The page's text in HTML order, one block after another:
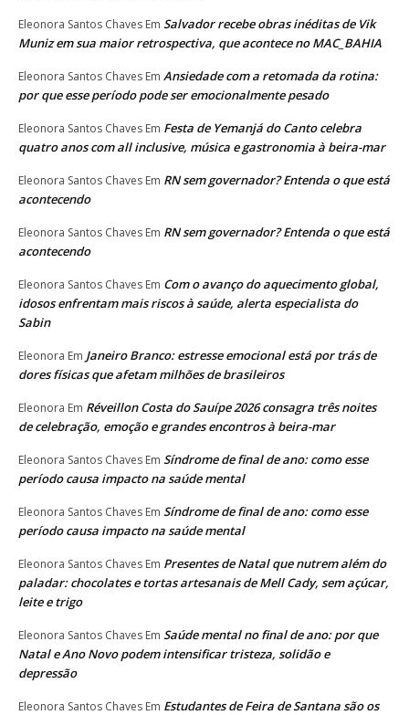
Eleonora Santos Chaves Em Salvador recebe obras inéditas de Vik
Muniz em sua maior retrospectiva, que acontece no MAC_BAHIA
Eleonora Santos Chaves Em Ansiedade com a retomada da rotina:
por que esse período pode ser emocionalmente pesado
Eleonora Santos Chaves Em Festa de Yemanjá do Canto celebra
quatro anos com all inclusive, música e gastronomia à beira-mar
Eleonora Santos Chaves Em RN sem governador? Entenda o que está
acontecendo
Eleonora Santos Chaves Em RN sem governador? Entenda o que está
acontecendo
Eleonora Santos Chaves Em Com o avanço do aquecimento global,
idosos enfrentam mais riscos à saúde, alerta especialista do
Sabin
Eleonora Em Janeiro Branco: estresse emocional está por trás de
dores físicas que afetam milhões de brasileiros
Eleonora Em Réveillon Costa do Sauípe 2026 consagra três noites
de celebração, emoção e grandes encontros à beira-mar
Eleonora Santos Chaves Em Síndrome de final de ano: como esse
período causa impacto na saúde mental
Eleonora Santos Chaves Em Síndrome de final de ano: como esse
período causa impacto na saúde mental
Eleonora Santos Chaves Em Presentes de Natal que nutrem além do
paladar: chocolates e tortas artesanais de Mell Cady, sem açúcar,
leite e trigo
Eleonora Santos Chaves Em Saúde mental no final de ano: por que
Natal e Ano Novo podem intensificar tristeza, solidão e
depressão
Eleonora Santos Chaves Em Estudantes de Feira de Santana são os